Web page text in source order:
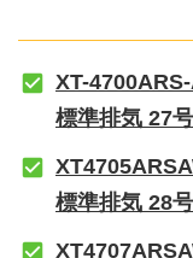
XT-
標準排気 27
標準排気 28